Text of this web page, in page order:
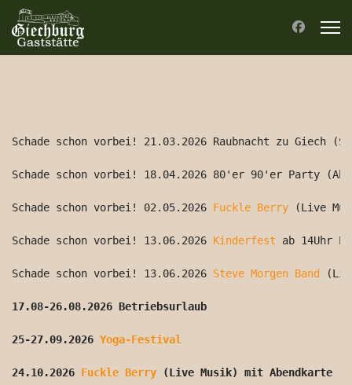
Schade schon vorbei! 21.03.2026 Raubnacht zu Giech
Schade schon vorbei! 18.04.2026 80'er 90'er Party
Schade schon vorbei! 02.05.2026 Fuckle Berry (Live
Schade schon vorbei! 13.06.2026 Kinderfest ab 14Uhr
Schade schon vorbei! 13.06.2026 Steve Morgen Band
17.08-26.08.2026 Betriebsurlaub
25-27.09.2026 Yoga-Festival
24.10.2026 Fuckle Berry (Live Musik) mit Abendkarte